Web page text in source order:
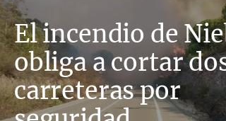
El incendio de
obliga a cortar
carreteras por